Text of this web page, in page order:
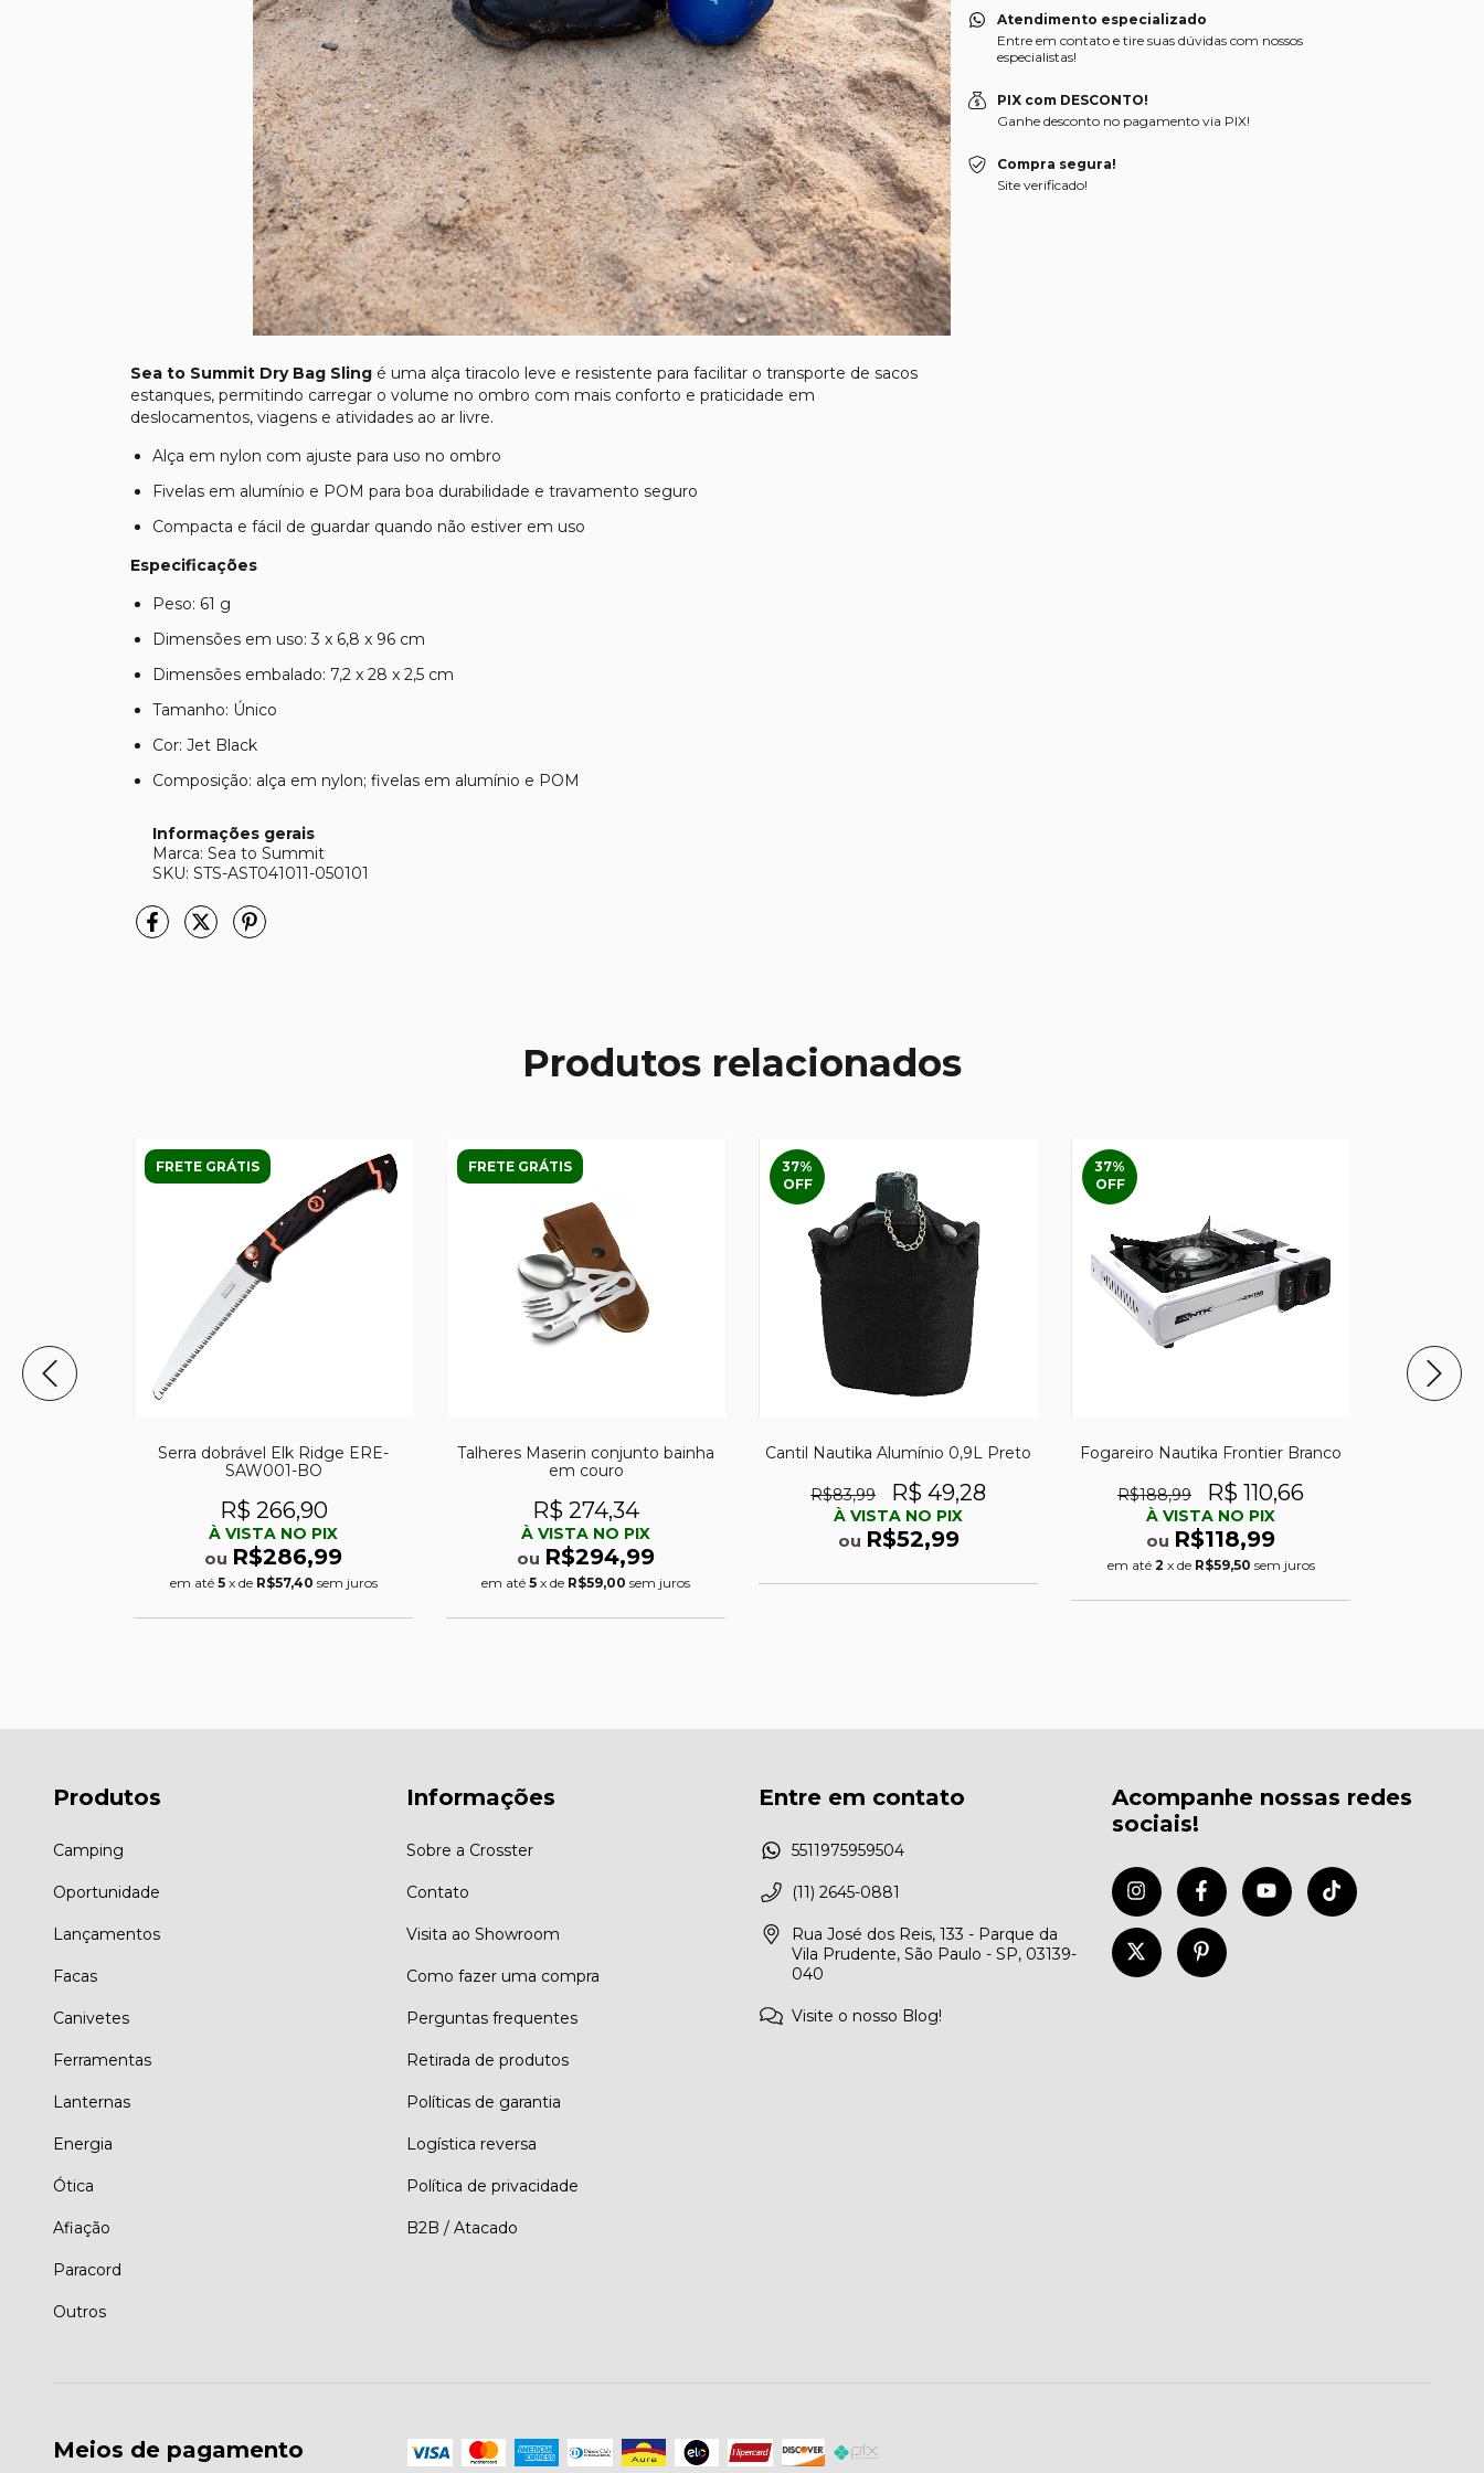
Sea to Summit Dry Bag Sling é uma alça tiracolo leve e resistente para facilitar o transporte de sacos
estanques, permitindo carregar o volume no ombro com mais conforto e praticidade em
deslocamentos, viagens e atividades ao ar livre.
Alça em nylon com ajuste para uso no ombro
Fivelas em alumínio e POM para boa durabilidade e travamento seguro
Compacta e fácil de guardar quando não estiver em uso
Especificações
Peso: 61 g
Dimensões em uso: 3 x 6,8 x 96 cm
Dimensões embalado: 7,2 x 28 x 2,5 cm
Tamanho: Único
Cor: Jet Black
Composição: alça em nylon; fivelas em alumínio e POM
Informações gerais
Marca: Sea to Summit
SKU: STS-AST041011-050101
Atendimento especializado
Entre em contato e tire suas dúvidas com nossos
especialistas!
PIX com DESCONTO!
Ganhe desconto no pagamento via PIX!
Compra segura!
Site verificado!
Produtos relacionados
FRETE GRÁTIS
Serra dobrável Elk Ridge ERE-
SAW001-BO
R$ 266,90
À VISTA NO PIX
ou R$286,99
em até 5 x de R$57,40 sem juros
FRETE GRÁTIS
Talheres Maserin conjunto bainha
em couro
R$ 274,34
À VISTA NO PIX
ou R$294,99
em até 5 x de R$59,00 sem juros
37%
OFF
Cantil Nautika Alumínio 0,9L Preto
R$83,99 R$ 49,28
À VISTA NO PIX
ou R$52,99
37%
OFF
Fogareiro Nautika Frontier Branco
R$188,99 R$ 110,66
À VISTA NO PIX
ou R$118,99
em até 2 x de R$59,50 sem juros
Produtos
Camping
Oportunidade
Lançamentos
Facas
Canivetes
Ferramentas
Lanternas
Energia
Ótica
Afiação
Paracord
Outros
Informações
Sobre a Crosster
Contato
Visita ao Showroom
Como fazer uma compra
Perguntas frequentes
Retirada de produtos
Políticas de garantia
Logística reversa
Política de privacidade
B2B / Atacado
Entre em contato
5511975959504
(11) 2645-0881
Rua José dos Reis, 133 - Parque da
Vila Prudente, São Paulo - SP, 03139-
040
Visite o nosso Blog!
Acompanhe nossas redes
sociais!
Meios de pagamento